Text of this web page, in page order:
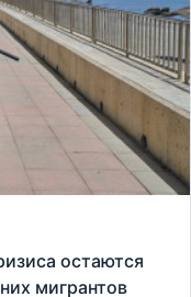
остаются
мигрантов